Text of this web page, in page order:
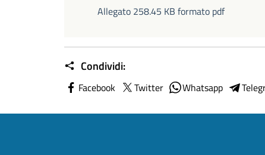
Allegato 258.45 KB formato pdf
Condividi:
Facebook Twitter Whatsapp